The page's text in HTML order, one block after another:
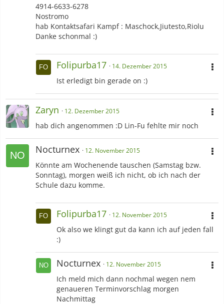
4914-6633-6278
Nostromo
hab Kontaktsafari Kampf : Maschock,Jiutesto,Riolu
Danke schonmal :)
Folipurba17 14. Dezember 2015
Ist erledigt bin gerade on :)
Zaryn 12. Dezember 2015
hab dich angenommen :D Lin-Fu fehlte mir noch
Nocturnex 12. November 2015
Könnte am Wochenende tauschen (Samstag bzw.
Sonntag), morgen weiß ich nicht, ob ich nach der
Schule dazu komme.
Folipurba17 12. November 2015
Ok also we klingt gut da kann ich auf jeden fall
:)
Nocturnex 12. November 2015
Ich meld mich dann nochmal wegen nem
genaueren Terminvorschlag morgen
Nachmittag